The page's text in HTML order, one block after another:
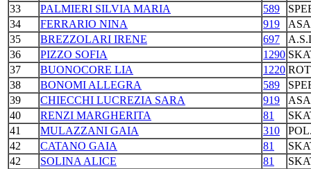
33
PALMIERI SILVIA MARIA 589
34
FERRARIO NINA 919
ASA
35
BREZZOLARI IRENE 697
36
PIZZO SOFIA 1290
37
BUONOCORE LIA 1220
38
BONOMI ALLEGRA 589
39
CHIECCHI LUCREZIA SARA 919
ASA
40
RENZI MARGHERITA 81
41
MULAZZANI GAIA 310
42
CATANO GAIA 81
42
SOLINA ALICE 81